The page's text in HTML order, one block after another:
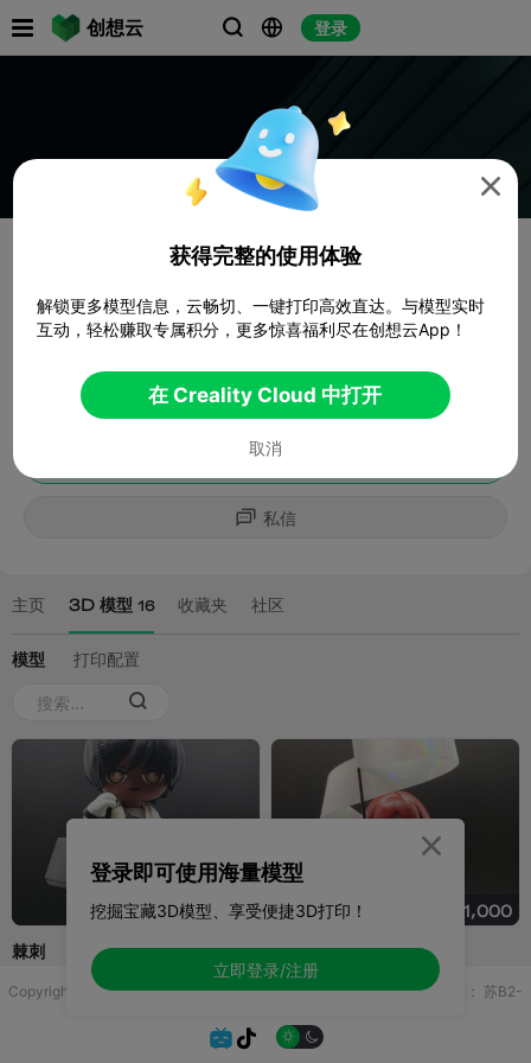
创想云   登录
Copyright © 2025 无锡控博科技有限公司 版权所有增值电信业务许可证： 苏B2-
 
登录即可使用海量模型
挖掘宝藏3D模型、享受便捷3D打印！
立即登录/注册


获得完整的使用体验
解锁更多模型信息，云畅切、一键打印高效直达。与模型实时
互动，轻松赚取专属积分，更多惊喜福利尽在创想云App！
在 Creality Cloud 中打开
取消